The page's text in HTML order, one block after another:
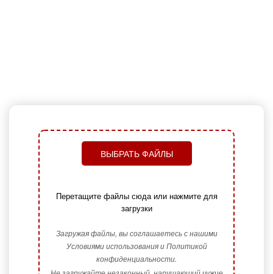
ВЫБРАТЬ ФАЙЛЫ
Перетащите файлы сюда или нажмите для
загрузки
Загружая файлы, вы соглашаетесь с нашими
Условиями использования и Политикой
конфиденциальности.